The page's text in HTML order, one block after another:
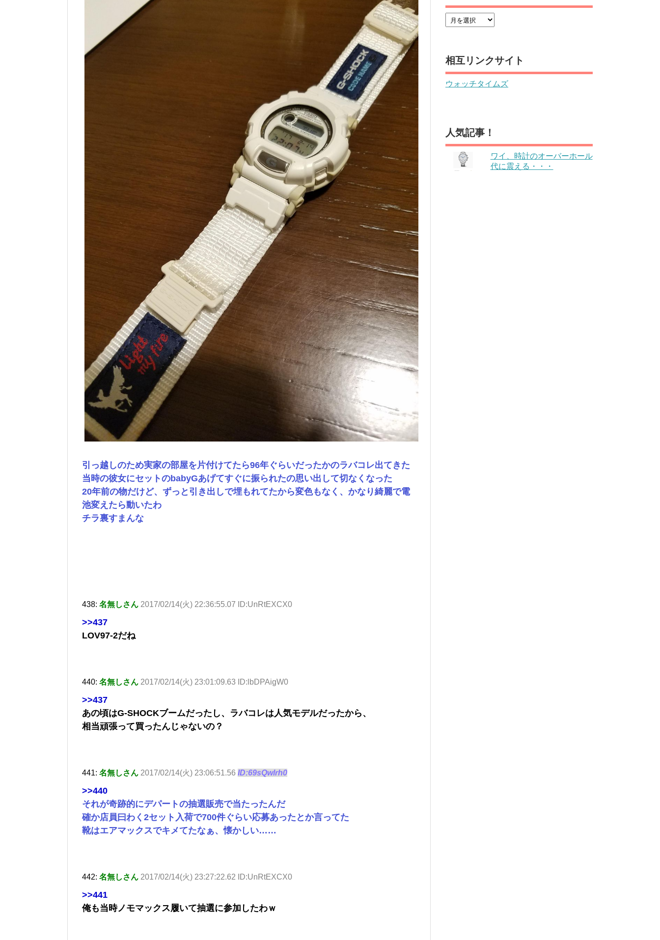
引っ越しのため実家の部屋を片付けてたら96年ぐらいだったかのラバコレ出てきた
当時の彼女にセットのbabyGあげてすぐに振られたの思い出して切なくなった
20年前の物だけど、ずっと引き出しで埋もれてたから変色もなく、かなり綺麗で電
池変えたら動いたわ
チラ裏すまんな
438: 名無しさん 2017/02/14(火) 22:36:55.07 ID:UnRtEXCX0
>>437
LOV97-2だね
440: 名無しさん 2017/02/14(火) 23:01:09.63 ID:lbDPAigW0
>>437
あの頃はG-SHOCKブームだったし、ラバコレは人気モデルだったから、
相当頑張って買ったんじゃないの？
441: 名無しさん 2017/02/14(火) 23:06:51.56 ID:69sQwlrh0
>>440
それが奇跡的にデパートの抽選販売で当たったんだ
確か店員曰わく2セット入荷で700件ぐらい応募あったとか言ってた
靴はエアマックスでキメてたなぁ、懐かしい……
442: 名無しさん 2017/02/14(火) 23:27:22.62 ID:UnRtEXCX0
>>441
俺も当時ノモマックス履いて抽選に参加したわｗ
相互リンクサイト
ウォッチタイムズ
人気記事！
ワイ、時計のオーバーホール
代に震える・・・